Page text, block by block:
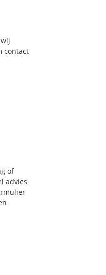
contact
of
advies